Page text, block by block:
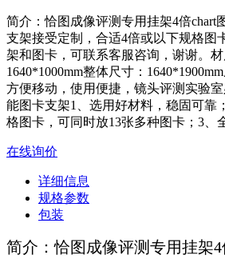
简介：恰图成像评测专用挂架4倍chart
支架接受定制，合适4倍或以下规格图
架和图卡，可联系客服咨询，谢谢。材
1640*1000mm整体尺寸：
方便移动，使用便捷，镜头评测实验
能图卡支架1、选用好材料，稳固可靠
格图卡，可同时放13张多种图卡；3、
在线询价
详细信息
规格参数
包装
简介：恰图成像评测专用挂架4